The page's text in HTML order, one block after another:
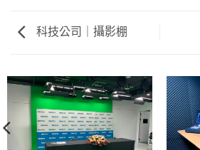
科技公司｜攝影棚